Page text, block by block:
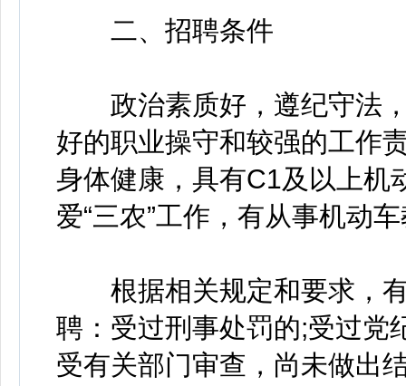
二、招聘条件
政治素质好，遵纪守法，
好的职业操守和较强的工作
身体健康，具有C1及以上机
爱“三农”工作，有从事机动
根据相关规定和要求，有
聘：受过刑事处罚的;受过党
受有关部门审查，尚未做出